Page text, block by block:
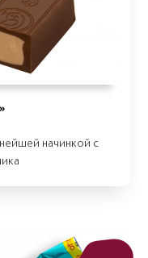
начинкой с